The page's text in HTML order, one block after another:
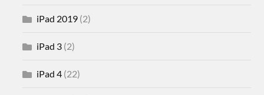
iPad 2019 (2)
iPad 3 (2)
iPad 4 (22)